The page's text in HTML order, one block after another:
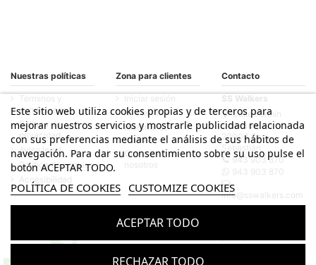
Nuestras políticas
Términos y
condiciones
Política de
privacidad
Aviso legal
Política de cookies
Accesibilidad
Zona para clientes
Iniciar sesión
Mi cuenta
Historial de
pedidos
Contacte con
nosotros
Contacto
SS Walkers
Calle Fermín
Calbetón, 33
20003 San
Sebastián
943 903 870
943 903 870
info@sswalkers.com
Este sitio web utiliza cookies propias y de terceros para
mejorar nuestros servicios y mostrarle publicidad relacionada
con sus preferencias mediante el análisis de sus hábitos de
navegación. Para dar su consentimiento sobre su uso pulse el
botón ACEPTAR TODO.
POLÍTICA DE COOKIES CUSTOMIZE COOKIES
RECHAZAR TODO
ACEPTAR TODO